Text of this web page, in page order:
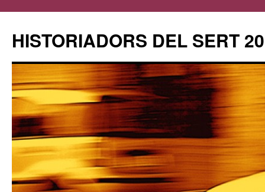
HISTORIADORS DEL SERT